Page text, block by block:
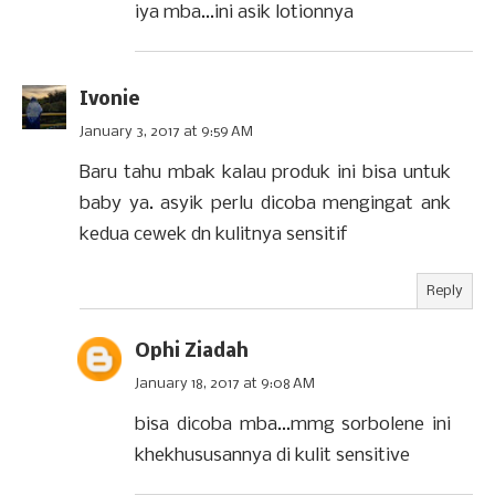
iya mba...ini asik lotionnya
Ivonie
January 3, 2017 at 9:59 AM
Baru tahu mbak kalau produk ini bisa untuk
baby ya. asyik perlu dicoba mengingat ank
kedua cewek dn kulitnya sensitif
Reply
Ophi Ziadah
January 18, 2017 at 9:08 AM
bisa dicoba mba...mmg sorbolene ini
khekhususannya di kulit sensitive